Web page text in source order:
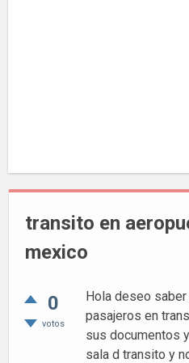
transito en
mexico
0
votos
Hola deseo
pasajeros en
sus documentos
sala d transito y